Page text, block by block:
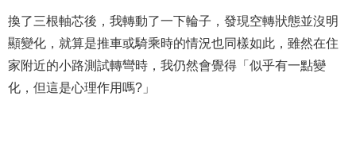
換了三根軸芯後，我轉動了一下輪子，發現空轉狀態並沒明
顯變化，就算是推車或騎乘時的情況也同樣如此，雖然在住
家附近的小路測試轉彎時，我仍然會覺得「似乎有一點變
化，但這是心理作用嗎?」